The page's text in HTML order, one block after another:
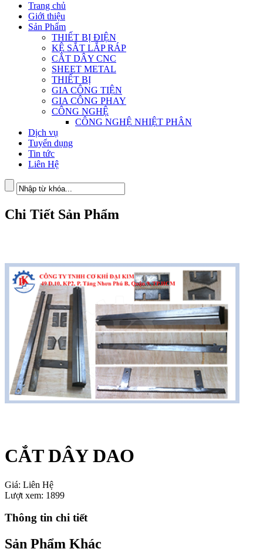
Trang chủ
Giới thiệu
Sản Phẩm
THIẾT BỊ ĐIỆN
KỆ SẮT LẮP RÁP
CẮT DÂY CNC
SHEET METAL
THIẾT BỊ
GIA CÔNG TIỆN
GIA CÔNG PHAY
CÔNG NGHỆ
CÔNG NGHỆ NHIỆT PHÂN
Dịch vụ
Tuyển dụng
Tin tức
Liên Hệ
Chi Tiết Sản Phẩm
CẮT DÂY DAO
Giá: Liên Hệ
Lượt xem: 1899
Thông tin chi tiết
Sản Phẩm Khác